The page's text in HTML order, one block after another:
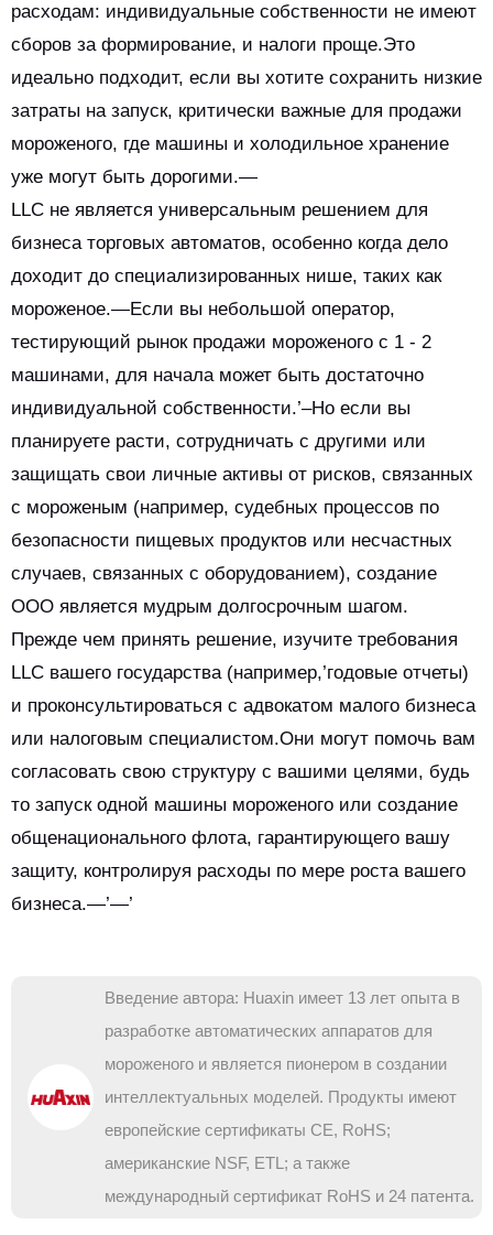
расходам: индивидуальные собственности не имеют
сборов за формирование, и налоги проще.Это
идеально подходит, если вы хотите сохранить низкие
затраты на запуск, критически важные для продажи
мороженого, где машины и холодильное хранение
уже могут быть дорогими.—
LLC не является универсальным решением для
бизнеса торговых автоматов, особенно когда дело
доходит до специализированных нише, таких как
мороженое.—Если вы небольшой оператор,
тестирующий рынок продажи мороженого с 1 - 2
машинами, для начала может быть достаточно
индивидуальной собственности.’–Но если вы
планируете расти, сотрудничать с другими или
защищать свои личные активы от рисков, связанных
с мороженым (например, судебных процессов по
безопасности пищевых продуктов или несчастных
случаев, связанных с оборудованием), создание
ООО является мудрым долгосрочным шагом.
Прежде чем принять решение, изучите требования
LLC вашего государства (например,’годовые отчеты)
и проконсультироваться с адвокатом малого бизнеса
или налоговым специалистом.Они могут помочь вам
согласовать свою структуру с вашими целями, будь
то запуск одной машины мороженого или создание
общенационального флота, гарантирующего вашу
защиту, контролируя расходы по мере роста вашего
бизнеса.—’—’
Введение автора: Huaxin имеет 13 лет опыта в
разработке автоматических аппаратов для
мороженого и является пионером в создании
интеллектуальных моделей. Продукты имеют
европейские сертификаты CE, RoHS;
американские NSF, ETL; а также
международный сертификат RoHS и 24 патента.